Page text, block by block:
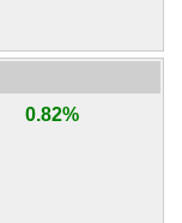
0.82%